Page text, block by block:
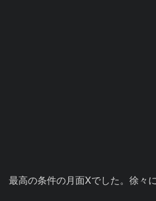
最高の条件の月面Xでした。徐々